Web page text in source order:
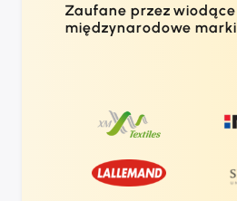
Zaufane przez wiodące
międzynarodowe marki